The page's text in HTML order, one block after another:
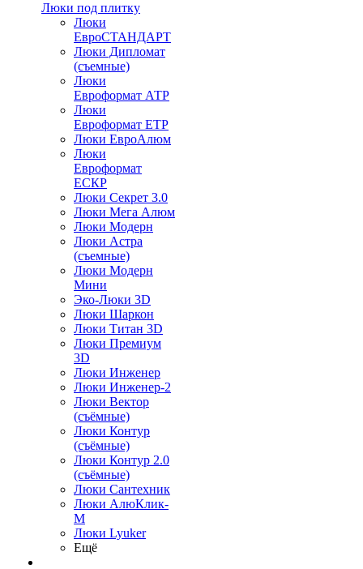
Люки под плитку
Люки
ЕвроСТАНДАРТ
Люки Дипломат
(съемные)
Люки
Евроформат АТР
Люки
Евроформат ЕТР
Люки ЕвроАлюм
Люки
Евроформат
ЕСКР
Люки Секрет 3.0
Люки Мега Алюм
Люки Модерн
Люки Астра
(съемные)
Люки Модерн
Мини
Эко-Люки 3D
Люки Шаркон
Люки Титан 3D
Люки Премиум
3D
Люки Инженер
Люки Инженер-2
Люки Вектор
(съёмные)
Люки Контур
(съёмные)
Люки Контур 2.0
(съёмные)
Люки Сантехник
Люки АлюКлик-
М
Люки Lyuker
Ещё